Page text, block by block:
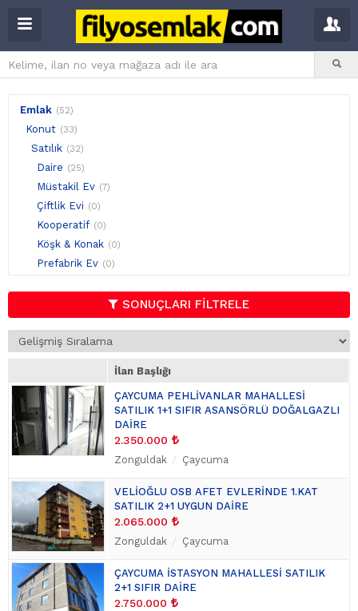
Emlak (52)
Konut (33)
Satılık (32)
Daire (25)
Müstakil Ev (7)
Çiftlik Evi (0)
Kooperatif (0)
Köşk & Konak (0)
Prefabrik Ev (0)
Yalı
Yalı Dairesi (0)
SONUÇLARI FİLTRELE
İlan Başlığı
ÇAYCUMA PEHLİVANLAR MAHALLESİ
SATILIK 1+1 SIFIR ASANSÖRLÜ DOĞALGAZLI
DAİRE
2.350.000
Zonguldak Çaycuma
VELİOĞLU OSB AFET EVLERİNDE 1.KAT
SATILIK 2+1 UYGUN DAİRE
2.065.000
Zonguldak Çaycuma
ÇAYCUMA İSTASYON MAHALLESİ SATILIK
2+1 SIFIR DAİRE
2.750.000